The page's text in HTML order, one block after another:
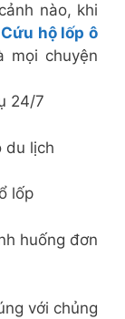
nào, khi
Cứu hộ lốp ô
mọi chuyện
24/7
du lịch
lốp
huống đơn
với chủng